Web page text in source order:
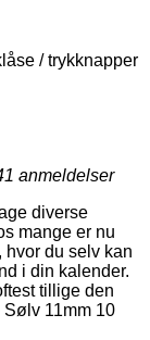
/ trykknapper
anmeldelser
diverse
mange er nu
hvor du selv kan
i din kalender.
tillige den
11mm 10